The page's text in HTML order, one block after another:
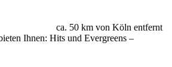
ca. 50 km von Köln entfernt
Ihnen: Hits und Evergreens –